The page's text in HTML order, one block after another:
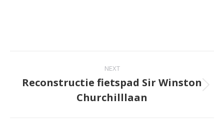
NEXT
Reconstructie fietspad Sir Winston
Churchilllaan